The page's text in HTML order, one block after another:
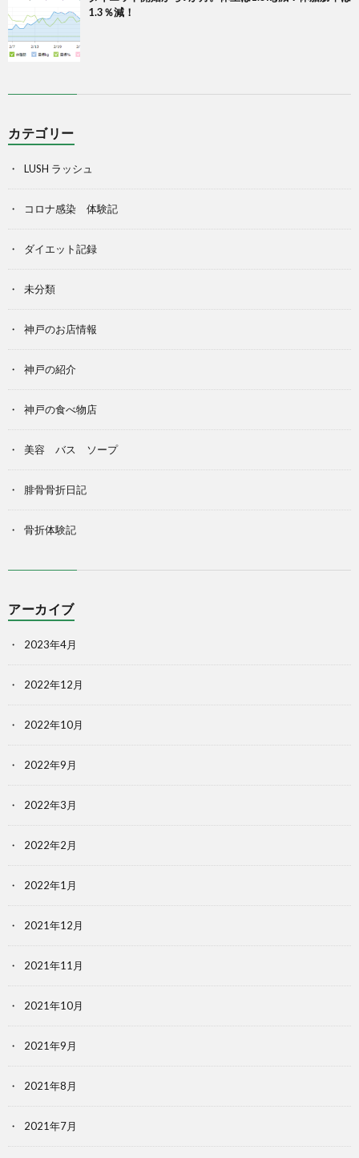
1.3％減！
カテゴリー
LUSH ラッシュ
コロナ感染 体験記
ダイエット記録
未分類
神戸のお店情報
神戸の紹介
神戸の食べ物店
美容 バス ソープ
腓骨骨折日記
骨折体験記
アーカイブ
2023年4月
2022年12月
2022年10月
2022年9月
2022年3月
2022年2月
2022年1月
2021年12月
2021年11月
2021年10月
2021年9月
2021年8月
2021年7月